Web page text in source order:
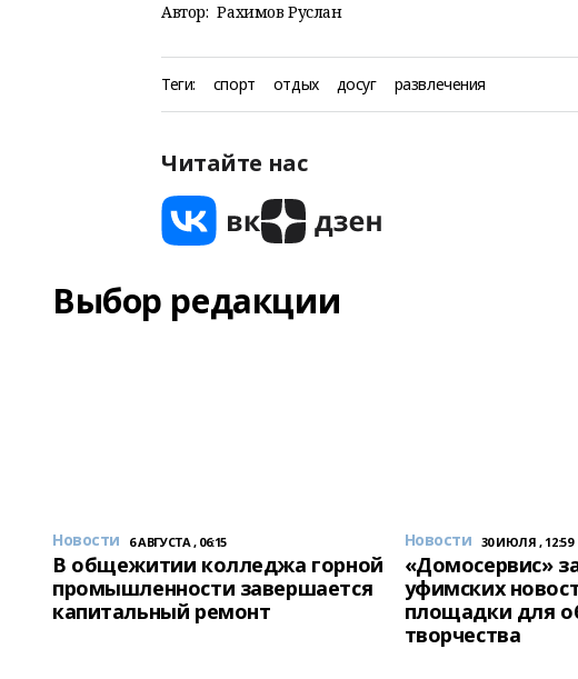
Автор: Рахимов Руслан
Теги: спорт отдых досуг развлечения
Читайте нас
Выбор редакции
Новости 6 АВГУСТА , 06:15
В общежитии колледжа горной
промышленности завершается
капитальный ремонт
Новости 30 ИЮЛЯ , 12:59
«Домосервис»
уфимских
площадки для
творчества